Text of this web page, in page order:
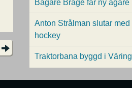
Bagare Brage får ny ägare
Anton Strålman slutar med
hockey
Traktorbana byggd i Väring